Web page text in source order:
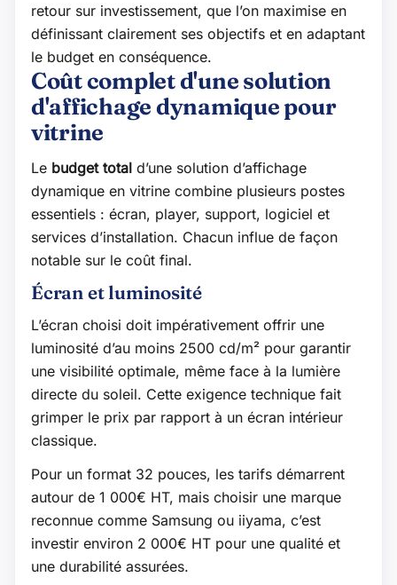
retour sur investissement, que l’on maximise en
définissant clairement ses objectifs et en adaptant
le budget en conséquence.
Coût complet d'une solution
d'affichage dynamique pour
vitrine
Le budget total d’une solution d’affichage
dynamique en vitrine combine plusieurs postes
essentiels : écran, player, support, logiciel et
services d’installation. Chacun influe de façon
notable sur le coût final.
Écran et luminosité
L’écran choisi doit impérativement offrir une
luminosité d’au moins 2500 cd/m² pour garantir
une visibilité optimale, même face à la lumière
directe du soleil. Cette exigence technique fait
grimper le prix par rapport à un écran intérieur
classique.
Pour un format 32 pouces, les tarifs démarrent
autour de 1 000€ HT, mais choisir une marque
reconnue comme Samsung ou iiyama, c’est
investir environ 2 000€ HT pour une qualité et
une durabilité assurées.